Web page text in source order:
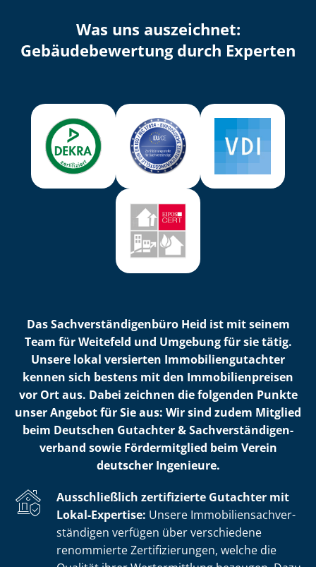
Was uns auszeichnet:
Ge­bäu­de­be­wer­tung durch Experten
Das Sach­ver­stän­di­gen­bü­ro Heid ist mit seinem
Team für Weitefeld und Umgebung für sie tätig.
Unsere lokal versierten Im­mo­bi­li­en­gut­ach­ter
kennen sich bestens mit den Im­mo­bi­li­en­prei­sen
vor Ort aus. Dabei zeichnen die folgenden Punkte
unser Angebot für Sie aus: Wir sind zudem Mitglied
beim Deutschen Gutachter & Sach­ver­stän­di­gen­
ver­band sowie Fördermitglied beim Verein
deutscher Ingenieure.
Ausschließlich zertifizierte Gutachter mit
Lokal-Expertise: Unsere Im­mo­bi­li­en­sach­ver­
stän­di­gen verfügen über verschiedene
renommierte Zer­ti­fi­zie­run­gen, welche die